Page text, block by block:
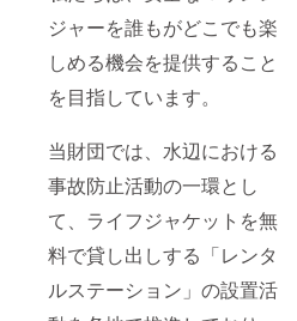
ジャーを誰もがどこでも楽
しめる機会を提供すること
を目指しています。
当財団では、水辺における
事故防止活動の一環とし
て、ライフジャケットを無
料で貸し出しする「レンタ
ルステーション」の設置活